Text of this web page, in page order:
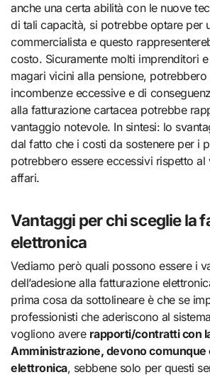
anche una certa abilità con le nuove
di tali capacità, si potrebbe optare per
commercialista e questo
costo. Sicuramente molti imprenditori
magari vicini alla pensione,
incombenze eccessive e di
alla fatturazione cartacea potrebbe
vantaggio notevole. In sintesi: lo
dal fatto che i costi da sostenere per i
potrebbero essere eccessivi rispetto
affari.
Vantaggi per chi sceglie la
elettronica
Vediamo però quali possono essere i
dell’adesione alla fatturazione
prima cosa da sottolineare è che se
professionisti che aderiscono al
vogliono avere rapporti/contratti con
Amministrazione, devono
elettronica, sebbene solo per questi